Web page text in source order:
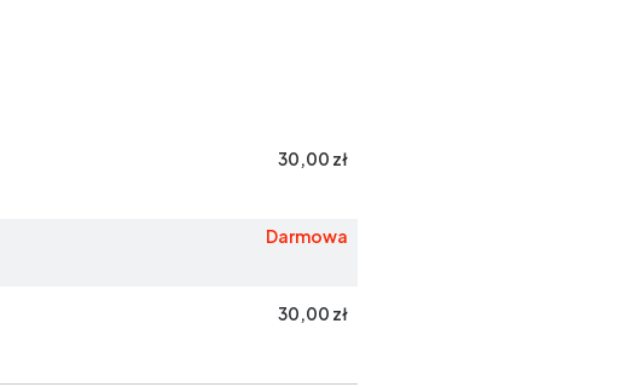
30,00 zł
Darmowa
30,00 zł